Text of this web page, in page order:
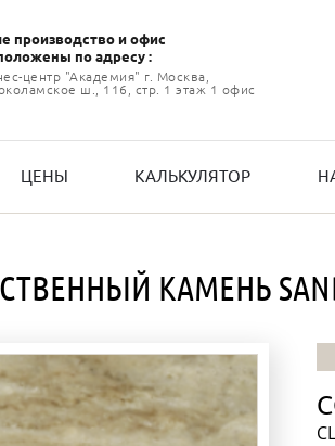
производство и офиc
по адресу :
центр "Академия" г. Москва,
ш., 116, стр. 1 этаж 1 офис
ЦЕНЫ КАЛЬКУЛЯТОР
КАМЕНЬ